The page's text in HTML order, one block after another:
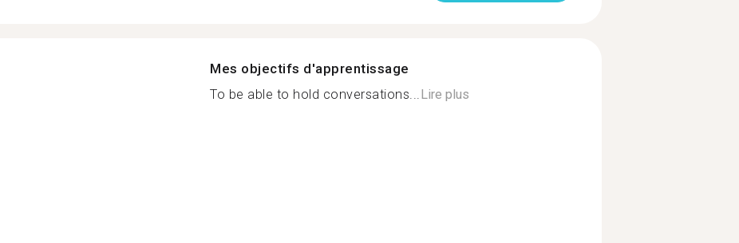
Mes objectifs d'apprentissage
To be able to hold conversations...Lire plus